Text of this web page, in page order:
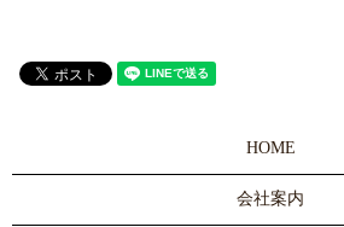
HOME
会社案内